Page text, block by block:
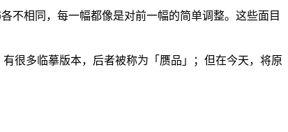
不相同，每一幅都像是对前一幅的简单调整。这些面目
很多临摹版本，后者被称为「赝品」；但在今天，将原